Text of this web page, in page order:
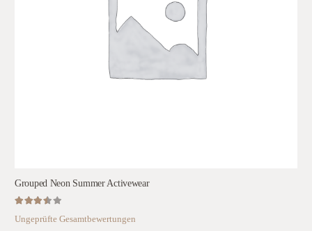
Grouped Neon Summer Activewear
Ungeprüfte Gesamtbewertungen